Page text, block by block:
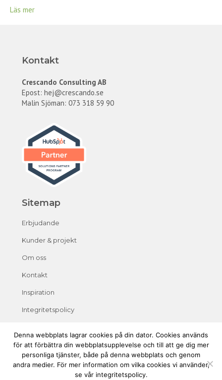
Läs mer
Kontakt
Crescando Consulting AB
Epost: hej@crescando.se
Malin Sjöman: 073 318 59 90
Sitemap
Erbjudande
Kunder & projekt
Om oss
Kontakt
Inspiration
Integritetspolicy
Denna webbplats lagrar cookies på din dator. Cookies används
för att förbättra din webbplatsupplevelse och till att ge dig mer
personliga tjänster, både på denna webbplats och genom
andra medier. För mer information om vilka cookies vi använder,
se vår integritetspolicy.